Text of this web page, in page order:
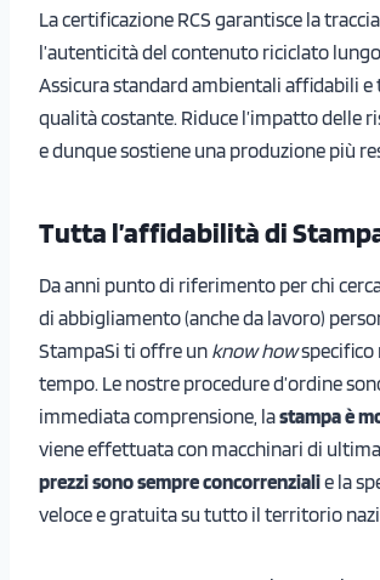
La certificazione RCS garantisce la
l’autenticità del contenuto riciclato
Assicura standard ambientali affidabili
qualità costante. Riduce l’impatto delle
e dunque sostiene una produzione più
Tutta l’affidabilità di
Da anni punto di riferimento per chi
di abbigliamento (anche da lavoro)
StampaSi ti offre un know howspecifico
tempo. Le nostre procedure d’ordine
immediata comprensione, lastampa è
viene effettuata con macchinari di
prezzi sono sempre concorrenzialie la
veloce e gratuita su tutto il territorio